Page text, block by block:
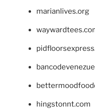
marianlives.org
hingstonnt.com